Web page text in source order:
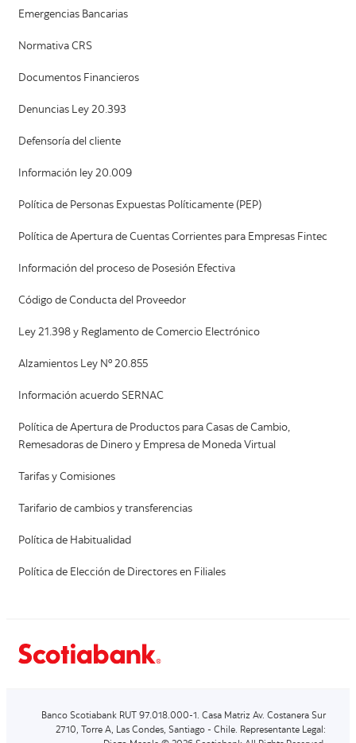
Emergencias Bancarias
Normativa CRS
Documentos Financieros
Denuncias Ley 20.393
Defensoría del cliente
Información ley 20.009
Política de Personas Expuestas Políticamente (PEP)
Política de Apertura de Cuentas Corrientes para Empresas Fintec
Información del proceso de Posesión Efectiva
Código de Conducta del Proveedor
Ley 21.398 y Reglamento de Comercio Electrónico
Alzamientos Ley Nº 20.855
Información acuerdo SERNAC
Política de Apertura de Productos para Casas de Cambio,
Remesadoras de Dinero y Empresa de Moneda Virtual
Tarifas y Comisiones
Tarifario de cambios y transferencias
Política de Habitualidad
Política de Elección de Directores en Filiales
Banco Scotiabank RUT 97.018.000-1. Casa Matriz Av. Costanera Sur
2710, Torre A, Las Condes, Santiago - Chile. Representante Legal: